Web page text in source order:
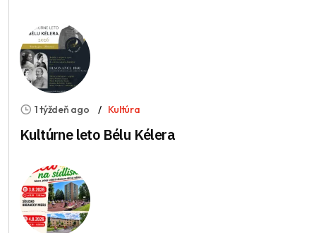
1 týždeň ago Kultúra
Kultúrne leto Bélu Kélera